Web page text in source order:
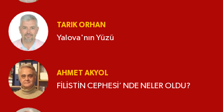
TARIK ORHAN
Yalova'nın Yüzü
AHMET AKYOL
FİLİSTİN CEPHESİ’ NDE NELER OLDU?